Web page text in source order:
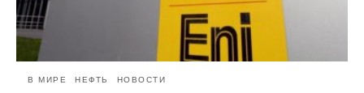
В МИРЕ НЕФТЬ НОВОСТИ